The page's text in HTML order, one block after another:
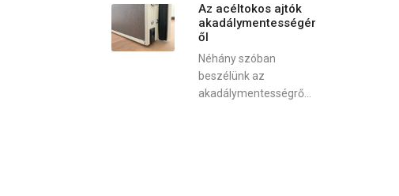
Az acéltokos ajtók
akadálymentességér
ől
Néhány szóban
beszélünk az
akadálymentességrő...